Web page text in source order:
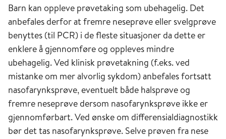
Barn kan oppleve prøvetaking som ubehagelig. Det
anbefales derfor at fremre neseprøve eller svelgprøve
benyttes (til PCR) i de fleste situasjoner da dette er
enklere å gjennomføre og oppleves mindre
ubehagelig. Ved klinisk prøvetakning (f.eks. ved
mistanke om mer alvorlig sykdom) anbefales fortsatt
nasofarynksprøve, eventuelt både halsprøve og
fremre neseprøve dersom nasofarynksprøve ikke er
gjennomførbart. Ved ønske om differensialdiagnostikk
bør det tas nasofarynksprøve. Selve prøven fra nese